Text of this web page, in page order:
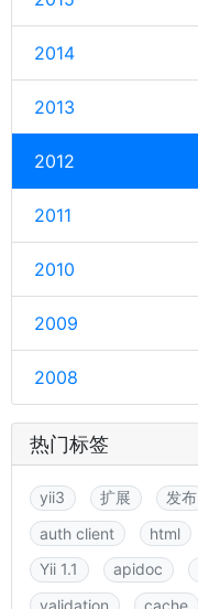
2014
2013
2012
2011
2010
2009
2008
热门标签
yii3 扩展 发布
auth client
html
Yii 1.1
apidoc
validation
cache